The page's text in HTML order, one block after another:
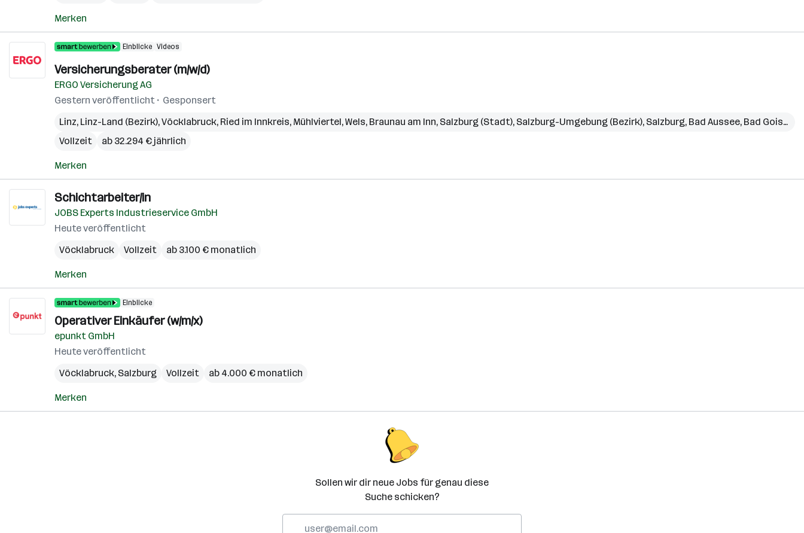
Merken
Einblicke Videos
Versicherungsberater (m/w/d)
ERGO Versicherung AG
Gestern veröffentlicht
Gesponsert
Linz, Linz-Land (Bezirk),Vöcklabruck, Ried im Innkreis, Mühlviertel,Wels, Braunau am Inn, Salzburg (Stadt), Salzburg-Umgebung (Bezirk), Salzburg, Bad Aussee, Bad Goisern am Hallstättersee
Vollzeit
ab 32.294 € jährlich
Merken
Schichtarbeiter/in
JOBS Experts Industrieservice GmbH
Heute veröffentlicht
Vöcklabruck
Vollzeit ab 3.100 € monatlich
Merken
Einblicke
Operativer Einkäufer (w/m/x)
epunkt GmbH
Heute veröffentlicht
Vöcklabruck, Salzburg Vollzeit ab 4.000 € monatlich
Merken
Sollen wir dir neue Jobs für genau diese
Suche schicken?